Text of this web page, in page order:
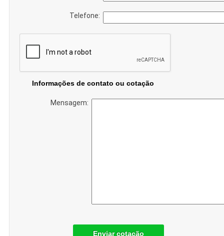
Telefone:
Informações de contato ou cotação
Mensagem:
Enviar cotação